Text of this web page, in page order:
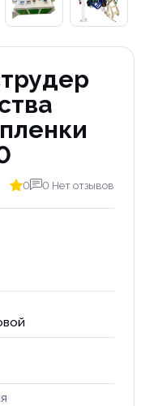
0 0 Нет отзывов